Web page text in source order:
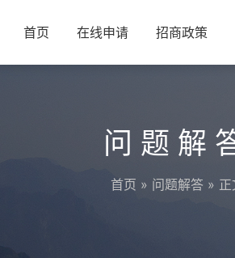
首页 在线申请 招商政策
问题解
首页 » 问题解答 » 正